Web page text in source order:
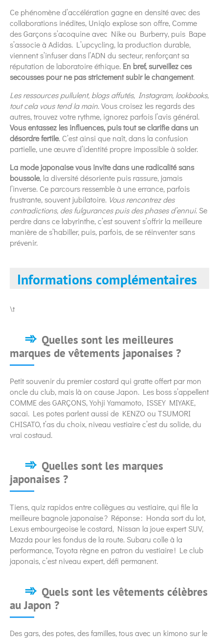
Ce phénomène d’accélération gagne en densité avec des
collaborations inédites, Uniqlo explose son offre, Comme
des Garçons s’acoquine avec Nike ou Burberry, puis Bape
s’associe à Adidas. L’upcycling, la production durable,
viennent s’infuser dans l’ADN du secteur, renforçant sa
réputation de laboratoire éthique. En bref, surveillez ces
secousses pour ne pas strictement subir le changement.
Les ressources pullulent, blogs affutés, Instagram, lookbooks,
tout cela vous tend la main. Vous croisez les regards des
autres, trouvez votre rythme, ignorez parfois l’avis général.
Vous entassez les influences, puis tout se clarifie dans un
désordre fertile. C’est ainsi que naît, dans la confusion
partielle, une œuvre d’identité propre impossible à solder.
La mode japonaise vous invite dans une radicalité sans
boussole, la diversité désoriente puis rassure, jamais
l’inverse. Ce parcours ressemble à une errance, parfois
frustrante, souvent jubilatoire. Vous rencontrez des
contradictions, des fulgurances puis des phases d’ennui. Se
perdre dans ce labyrinthe, c’est souvent s’offrir la meilleure
manière de s’habiller, puis, parfois, de se réinventer sans
prévenir.
Informations complémentaires
\t
Quelles sont les meilleures
marques de vêtements japonaises ?
Petit souvenir du premier costard qui gratte offert par mon
oncle du club, mais là on cause Japon. Les boss s’appellent
COMME des GARÇONS, Yohji Yamamoto, ISSEY MIYAKE,
sacai. Les potes parlent aussi de KENZO ou TSUMORI
CHISATO, t’as du choix, niveau vestiaire c’est du solide, du
vrai costaud.
Quelles sont les marques
japonaises ?
Tiens, quiz rapidos entre collègues au vestiaire, qui file la
meilleure bagnole japonaise ? Réponse : Honda sort du lot,
Lexus embourgeoise le costard, Nissan la joue expert SUV,
Mazda pour les fondus de la route. Subaru colle à la
performance, Toyota règne en patron du vestiaire ! Le club
japonais, c’est niveau expert, défi permanent.
Quels sont les vêtements célèbres
au Japon ?
Des gars, des potes, des familles, tous avec un kimono sur le